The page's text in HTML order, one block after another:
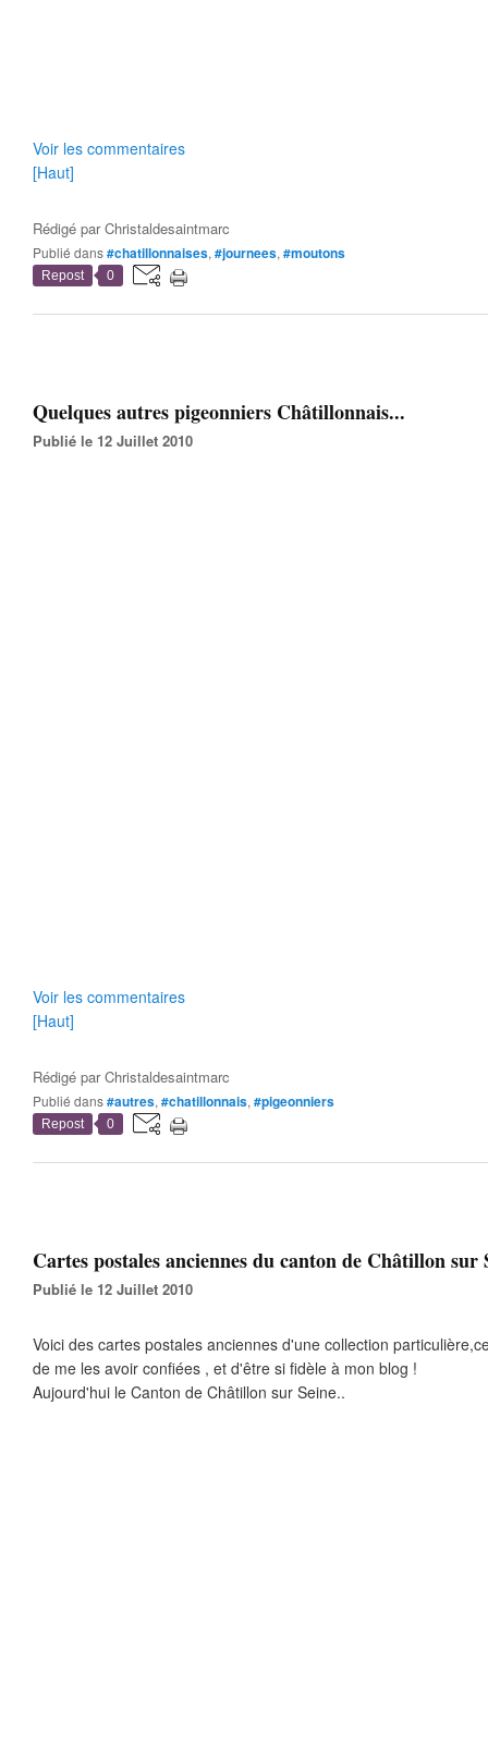
Voir les commentaires
[Haut]
Rédigé parChristaldesaintmarc
Publié dans#chatillonnaises, #journees, #moutons
Repost 0
Quelques autres pigeonniers Châtillonnais...
Publié le 12 Juillet 2010
Voir les commentaires
[Haut]
Rédigé parChristaldesaintmarc
Publié dans#autres, #chatillonnais, #pigeonniers
Repost 0
Cartes postales anciennes du canton de Châtillon sur
Publié le 12 Juillet 2010
Voici des cartes postales anciennes d'une collection
de me les avoir confiées , et d'être si fidèle à mon blog !
Aujourd'hui le Canton de Châtillon sur Seine..